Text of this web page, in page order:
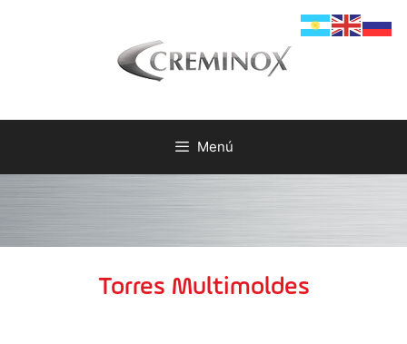
Menú
Torres Multimoldes